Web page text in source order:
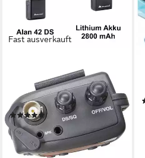
Fast ausverkauft
Funkgerät Midland Alan 42
DS Power Bundle C1267.S1
CB-Handfunkgerät
(2)
189,80 €
17,33 €mtl. in 12 Raten
lieferbar - in 2-3 Werktagen bei dir